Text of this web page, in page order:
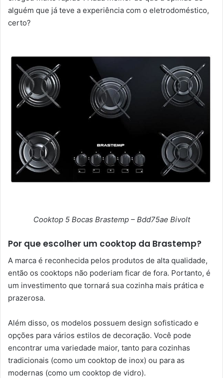
alguém que já teve a experiência com o eletrodoméstico,
certo?
Cooktop 5 Bocas Brastemp – Bdd75ae Bivolt
Por que escolher um cooktop da Brastemp?
A marca é reconhecida pelos produtos de alta qualidade,
então os cooktops não poderiam ficar de fora. Portanto, é
um investimento que tornará sua cozinha mais prática e
prazerosa.
Além disso, os modelos possuem design sofisticado e
opções para vários estilos de decoração. Você pode
encontrar uma variedade maior, tanto para cozinhas
tradicionais (como um cooktop de inox) ou para as
modernas (como um cooktop de vidro).